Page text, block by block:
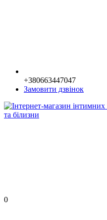
+380663447047
Замовити дзвінок
0